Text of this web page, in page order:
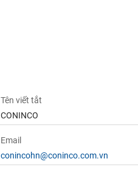
Tên viết tắt
CONINCO
Email
conincohn@coninco.com.vn